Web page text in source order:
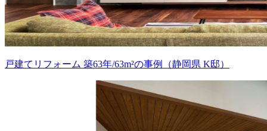
戸建てリフォーム 築63年/63m²の事例（静岡県 K邸）